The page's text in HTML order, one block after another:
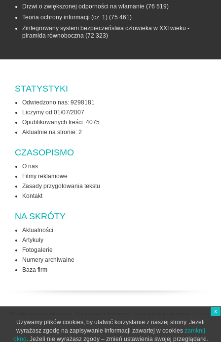
Drzwi o zwiększonej odporności na włamanie (76 519)
Teoria ochrony informacji (cz. 1) (75 461)
Zintegrowany system bezpieczeństwa człowieka w XXI wieku -
piramida równoboczna (72 323)
STATYSTYKI
Odwiedzono nas: 9298181
Liczymy od 01/07/2007
Opublikowanych treści: 4075
Aktualnie na stronie: 2
CZASOPISMO
O nas
Filmy reklamowe
Zasady przygotowania tekstu
Kontakt
NA SKRÓTY
Aktualności
Artykuły
Fotogalerie
Numery archiwalne
Baza firm
użytkowania strony
x
Używamy plików cookies, by ułatwić korzystanie z naszej strony. Jeżeli
wyrażasz zgodę na zapisywanie informacji zawartej w cookies zamknij
okno. Jeżeli nie wyrażasz zgody – zmień ustawienia swojej przeglądarki.